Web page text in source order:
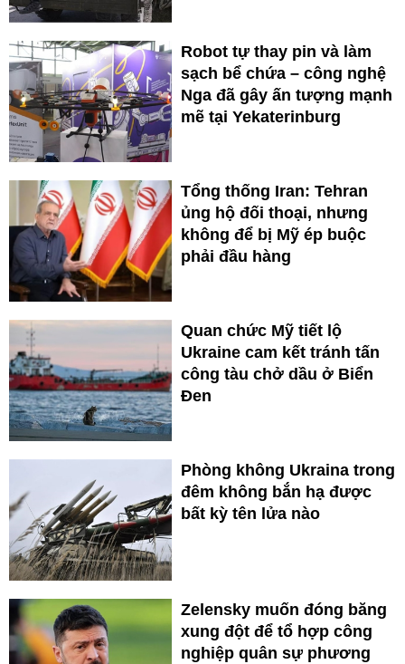
Robot tự thay pin và làm
sạch bể chứa – công nghệ
Nga đã gây ấn tượng mạnh
mẽ tại Yekaterinburg
Tổng thống Iran: Tehran
ủng hộ đối thoại, nhưng
không để bị Mỹ ép buộc
phải đầu hàng
Quan chức Mỹ tiết lộ
Ukraine cam kết tránh tấn
công tàu chở dầu ở Biển
Đen
Phòng không Ukraina trong
đêm không bắn hạ được
bất kỳ tên lửa nào
Zelensky muốn đóng băng
xung đột để tổ hợp công
nghiệp quân sự phương